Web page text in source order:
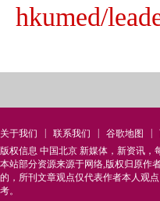
hkumed/
关于我们 联系我们 谷歌地图
版权信息 中国北京 新媒体，新资讯，
本站部分资源来源于网络,版权归原作
的，所刊文章观点仅代表作者本人观
考。